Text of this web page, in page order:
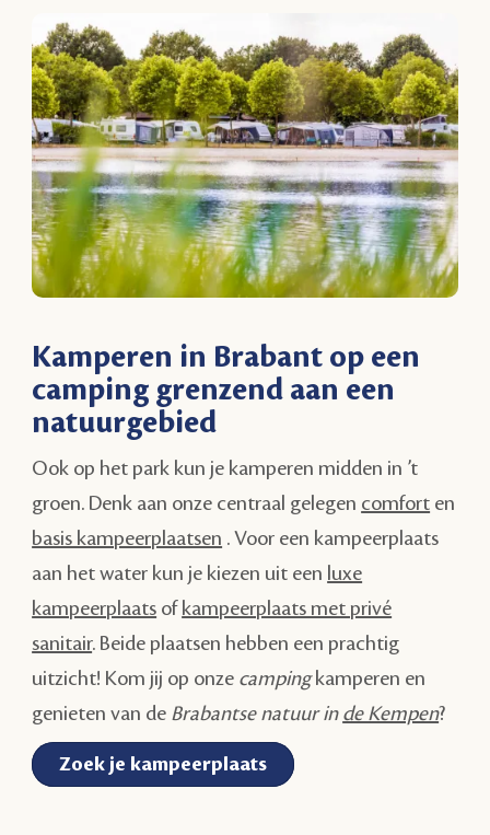
Kamperen in Brabant op een
camping grenzend aan een
natuurgebied
Ook op het park kun je kamperen midden in ’t
groen. Denk aan onze centraal gelegen comfort en
basis kampeerplaatsen . Voor een kampeerplaats
aan het water kun je kiezen uit een luxe
kampeerplaats of kampeerplaats met privé
sanitair. Beide plaatsen hebben een prachtig
uitzicht! Kom jij op onze campingkamperen en
genieten van de Brabantse natuur in de Kempen?
Zoek je kampeerplaats